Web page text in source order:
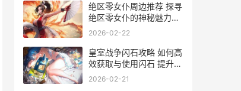
绝区零女仆周边推荐 探寻
绝区零女仆的神秘魅力与
价格解析
2026-02-22
皇室战争闪石攻略 如何高
效获取与使用闪石 提升战
斗实力
2026-02-21